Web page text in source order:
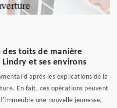
des toits de manière
et ses environs
d'après les explications de la
En fait, ces opérations peuvent
une nouvelle jeunesse,